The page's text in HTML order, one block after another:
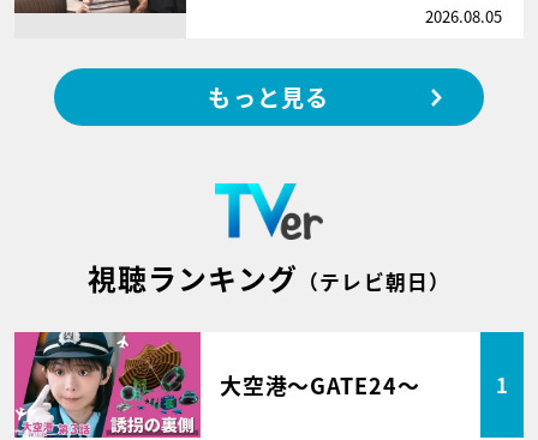
2026.08.05
もっと見る
視聴ランキング （テレビ朝日）
大空港～GATE24～ 1